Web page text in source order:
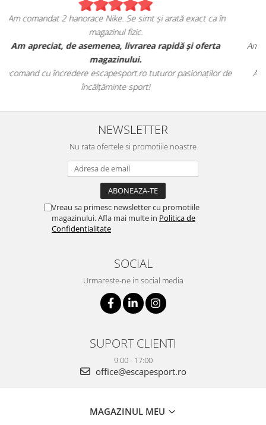
ca în
oferta
de
Sunt foarte mulțumita de achiziția mea de pe
escapesport.ro!
Am comandat o pereche de sneakers Jordan și sunt
fericita cu modul in care mi se potrivesc.
Aceștia au toate caracteristicile specifice mărcii, iar
este excelentă.
NEWSLETTER
Nu rata ofertele si promotiile noastre
Vreau sa primesc newsletter cu promotiile
magazinului. Afla mai multe in Politica de
Confidentialitate
SOCIAL
Urmareste-ne in social media
SUPORT CLIENTI
9:00 - 17:00
office@escapesport.ro
MAGAZINUL MEU